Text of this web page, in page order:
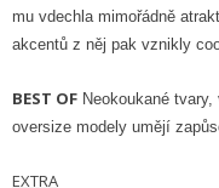
mu vdechla mimořádně
akcentů z něj pak vznikly
BEST OF Neokoukané
oversize modely umějí
EXTRA